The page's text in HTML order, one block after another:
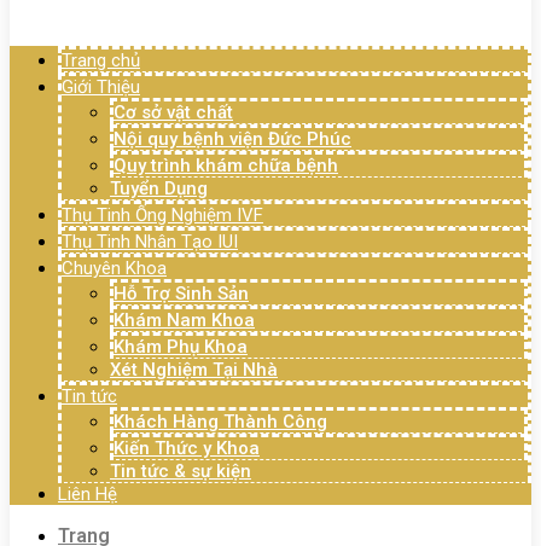
Trang chủ
Giới Thiệu
Cơ sở vật chất
Nội quy bệnh viện Đức Phúc
Quy trình khám chữa bệnh
Tuyển Dụng
Thụ Tinh Ống Nghiệm IVF
Thụ Tinh Nhân Tạo IUI
Chuyên Khoa
Hỗ Trợ Sinh Sản
Khám Nam Khoa
Khám Phụ Khoa
Xét Nghiệm Tại Nhà
Tin tức
Khách Hàng Thành Công
Kiến Thức y Khoa
Tin tức & sự kiện
Liên Hệ
Trang